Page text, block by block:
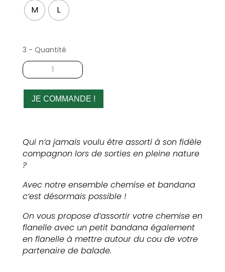
M
L
3 - Quantité
quantité
de
cadeau
chemise
pour
chien
JE COMMANDE !
Qui n’a jamais voulu être assorti à son fidèle
compagnon lors de sorties en pleine nature
?
Avec notre ensemble chemise et bandana
c’est désormais possible !
On vous propose d’assortir votre chemise en
flanelle avec un petit bandana également
en flanelle à mettre autour du cou de votre
partenaire de balade.